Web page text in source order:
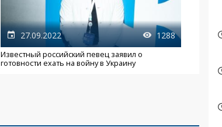
27.09.2022 1288
Известный российский певец заявил о
готовности ехать на войну в Украину